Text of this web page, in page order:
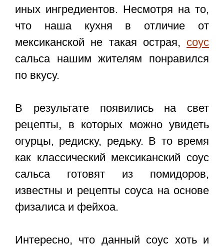
иных ингредиентов. Несмотря на то,
что наша кухня в отличие от
мексиканской не такая острая, соус
сальса нашим жителям понравился
по вкусу.
В результате появились на свет
рецепты, в которых можно увидеть
огурцы, редиску, редьку. В то время
как классический мексиканский соус
сальса готовят из помидоров,
известны и рецепты соуса на основе
физалиса и фейхоа.
Интересно, что данный соус хоть и